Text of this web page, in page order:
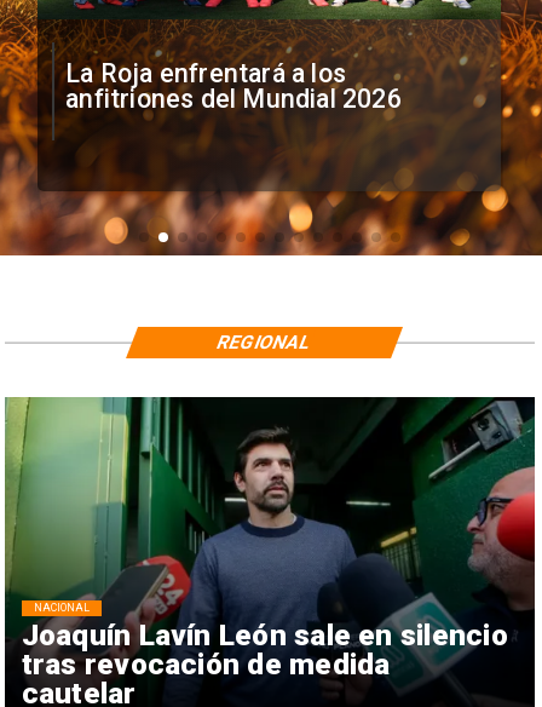
La Roja enfrentará a los
anfitriones del Mundial 2026
Joaquín Lavín León sale en silencio
tras revocación de medida
cautelar
NACIONAL
REGIONAL